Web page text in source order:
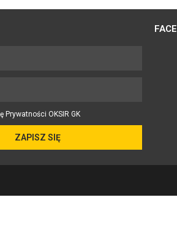
Prywatności OKSIR GK
ZAPISZ SIĘ